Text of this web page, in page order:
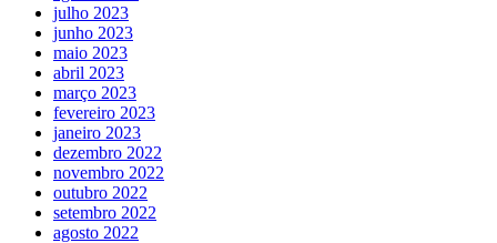
julho 2023
junho 2023
maio 2023
abril 2023
março 2023
fevereiro 2023
janeiro 2023
dezembro 2022
novembro 2022
outubro 2022
setembro 2022
agosto 2022